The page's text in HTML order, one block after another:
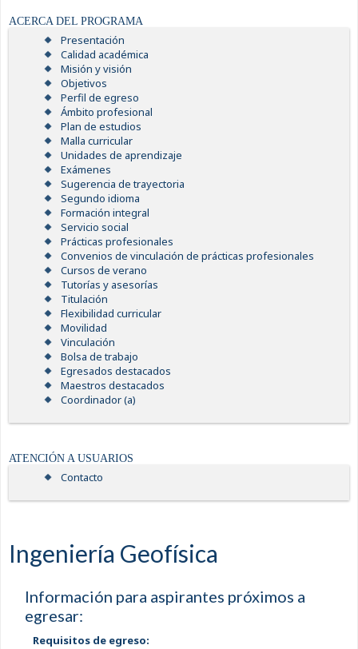
ACERCA DEL PROGRAMA
Presentación
Calidad académica
Misión y visión
Objetivos
Perfil de egreso
Ámbito profesional
Plan de estudios
Malla curricular
Unidades de aprendizaje
Exámenes
Sugerencia de trayectoria
Segundo idioma
Formación integral
Servicio social
Prácticas profesionales
Convenios de vinculación de prácticas profesionales
Cursos de verano
Tutorías y asesorías
Titulación
Flexibilidad curricular
Movilidad
Vinculación
Bolsa de trabajo
Egresados destacados
Maestros destacados
Coordinador (a)
ATENCIÓN A USUARIOS
Contacto
Ingeniería Geofísica
Información para aspirantes próximos a
egresar:
Requisitos de egreso: